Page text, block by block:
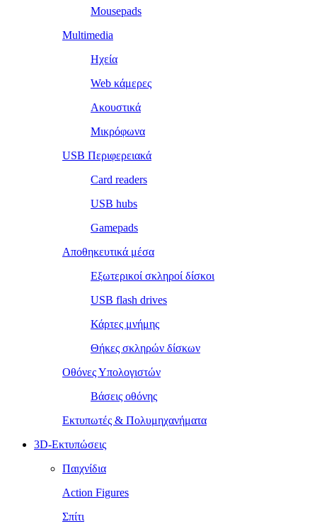
Mousepads
Multimedia
Ηχεία
Web κάμερες
Ακουστικά
Μικρόφωνα
USB Περιφερειακά
Card readers
USB hubs
Gamepads
Αποθηκευτικά μέσα
Εξωτερικοί σκληροί δίσκοι
USB flash drives
Κάρτες μνήμης
Θήκες σκληρών δίσκων
Οθόνες Υπολογιστών
Βάσεις οθόνης
Εκτυπωτές & Πολυμηχανήματα
3D-Εκτυπώσεις
Παιχνίδια
Action Figures
Σπίτι